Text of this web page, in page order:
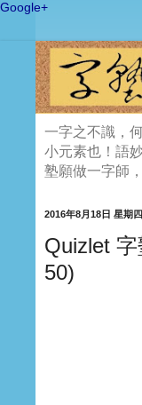
Google+
一字之不識，
小元素也！語
塾願做一字師
2016年8月18日 星期四
Quizlet
50)